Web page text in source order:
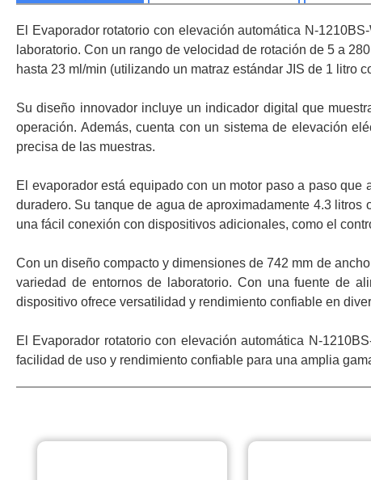
El Evaporador rotatorio con elevación automática N-
laboratorio. Con un rango de velocidad de rotación de 5 a
hasta 23 ml/min (utilizando un matraz estándar JIS de 1 litro
Su diseño innovador incluye un indicador digital que
operación. Además, cuenta con un sistema de elevación
precisa de las muestras.
El evaporador está equipado con un motor paso a paso
duradero. Su tanque de agua de aproximadamente 4.3
una fácil conexión con dispositivos adicionales, como el
Con un diseño compacto y dimensiones de 742 mm de
variedad de entornos de laboratorio. Con una fuente de
dispositivo ofrece versatilidad y rendimiento confiable en
El Evaporador rotatorio con elevación automática N-
facilidad de uso y rendimiento confiable para una amplia